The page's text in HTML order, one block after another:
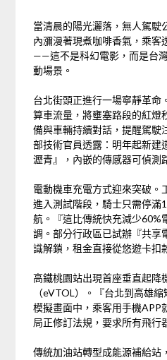
當清晨的陽光灑落，無人駕駛
內瀰漫著現煮咖啡香氣，乘客
——這不是科幻電影，而是台
動場景。
台北街頭正進行一場寧靜革命
算車流量，將壅塞路段的紅燈
備與車輛持續對話，提醒駕駛
部技術官員透露：明年起新建
瀝青』，內嵌的傳感器可偵測
電動機車充電方式迎來突破。
進入測試階段，騎士只需停滿
航。『這比傳統快充減少60%
調。部分行政區已試辦『共享
識解鎖，租金直接從悠遊卡扣
高鐵桃園站出現首座垂直起降
（eVTOL）。『台北到高雄
模擬畫面中，乘客用手機APP
局正修訂法規，要求所有飛行
傳統加油站轉型成能源補給站